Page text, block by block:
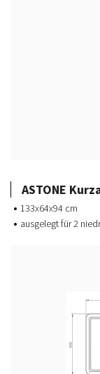
ASTONE
133x64x94 cm
ausgelegt für 2